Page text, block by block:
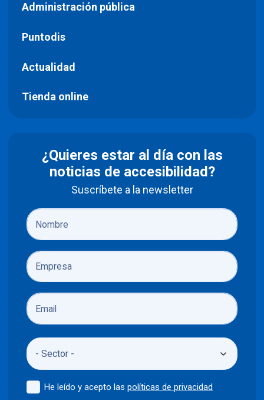
Administración pública
Puntodis
Actualidad
Tienda online
¿Quieres estar al día con las
noticias de accesibilidad?
Suscríbete a la newsletter
He leído y acepto laspolíticas de privacidad